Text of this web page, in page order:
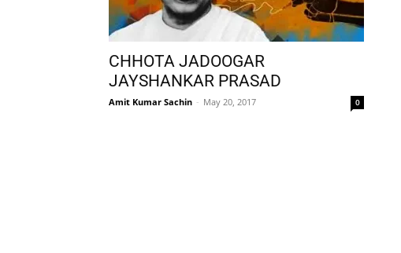
CHHOTA JADOOGAR
JAYSHANKAR PRASAD
Amit Kumar Sachin - May 20, 2017 0